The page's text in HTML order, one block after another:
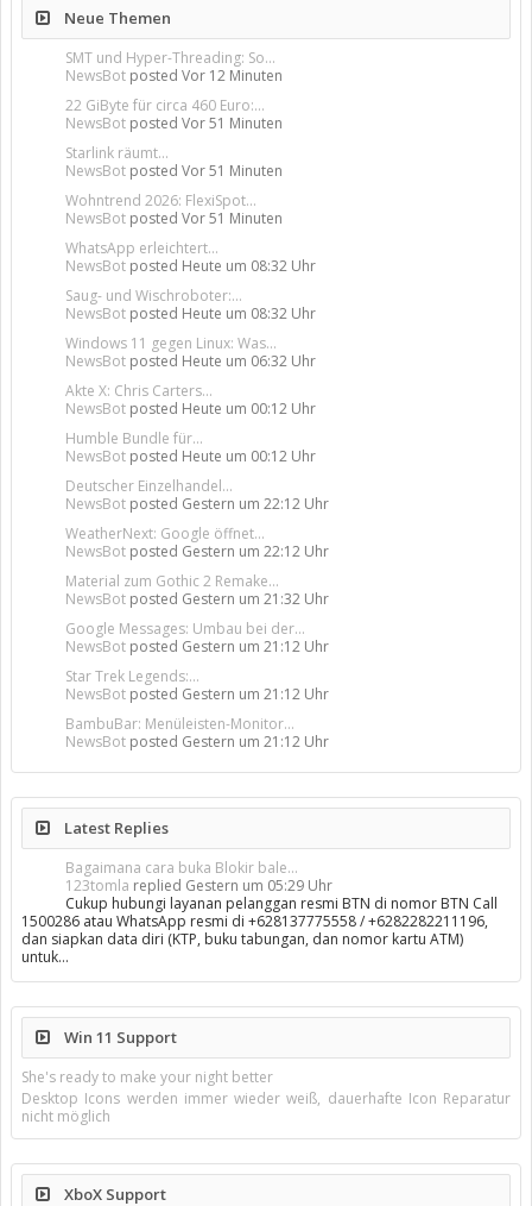
Neue Themen
SMT und Hyper-Threading: So...
NewsBot posted Vor 12 Minuten
22 GiByte für circa 460 Euro:...
NewsBot posted Vor 51 Minuten
Starlink räumt...
NewsBot posted Vor 51 Minuten
Wohntrend 2026: FlexiSpot...
NewsBot posted Vor 51 Minuten
WhatsApp erleichtert...
NewsBot posted Heute um 08:32 Uhr
Saug- und Wischroboter:...
NewsBot posted Heute um 08:32 Uhr
Windows 11 gegen Linux: Was...
NewsBot posted Heute um 06:32 Uhr
Akte X: Chris Carters...
NewsBot posted Heute um 00:12 Uhr
Humble Bundle für...
NewsBot posted Heute um 00:12 Uhr
Deutscher Einzelhandel...
NewsBot posted Gestern um 22:12 Uhr
WeatherNext: Google öffnet...
NewsBot posted Gestern um 22:12 Uhr
Material zum Gothic 2 Remake...
NewsBot posted Gestern um 21:32 Uhr
Google Messages: Umbau bei der...
NewsBot posted Gestern um 21:12 Uhr
Star Trek Legends:...
NewsBot posted Gestern um 21:12 Uhr
BambuBar: Menüleisten-Monitor...
NewsBot posted Gestern um 21:12 Uhr
Latest Replies
Bagaimana cara buka Blokir bale...
123tomla replied Gestern um 05:29 Uhr
Cukup hubungi layanan pelanggan resmi BTN di nomor BTN Call
1500286 atau WhatsApp resmi di +628137775558 / +6282282211196,
dan siapkan data diri (KTP, buku tabungan, dan nomor kartu ATM)
untuk…
Win 11 Support
She's ready to make your night better
Desktop Icons werden immer wieder weiß, dauerhafte Icon Reparatur
nicht möglich
XboX Support